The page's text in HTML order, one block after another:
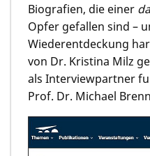
Biografien, die einer
Opfer gefallen sind –
Wiederentdeckung
von Dr. Kristina Milz
als Interviewpartner
Prof. Dr. Michael